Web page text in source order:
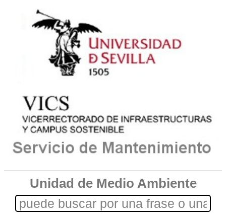
Unidad de Medio Ambiente